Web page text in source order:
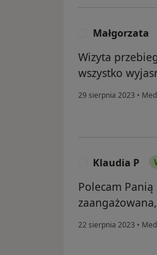
Małgorzata
Wizyta
wszystko
29 sierpnia 2023 •
Klaudia P
Polecam
22 sierpnia 2023 •